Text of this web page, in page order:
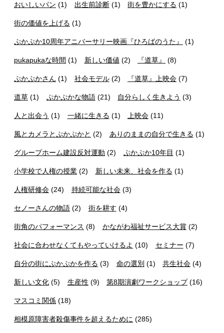
おいしいパン (1) 出生前診断(1) 街を豊かにする (1)
街の価値を上げる (1)
ぷかぷか10周年アニバーサリー映画『ひろばのうた』 (1)
pukapukaな時間 (1) 新しい価値 (2) 『道草』 (8)
ぷかぷかさん (1) 社会モデル(2) 『道草』上映会 (7)
道草 (1) ぷかぷかな物語(21) 自分らしく生きよう (3)
人と出会う (1) 一緒に生きる (1) 上映会 (11)
風とカメラとぷかぷかと (2) ありのままの自分で生きる (1)
グループホーム建設反対運動 (2) ぷかぷか10年目 (1)
小学校で人権の授業 (2) 新しい未来、社会を作る (1)
人権研修会 (24) 持続可能な社会(3)
セノーさんの物語 (2) 街を耕す (4)
街角のパフォーマンス (8) かながわ福祉サービス大賞(2)
社会に合わせなくてもやっていけるよ (10) セミナー (7)
自分の街にぷかぷかを作る (3) 命の選別 (1) 共生社会 (4)
新しい文化 (5) 生産性 (9) 第8期演劇ワークショップ(16)
マスコミ関係 (18)
相模原障害者殺傷事件を超えるために (285)